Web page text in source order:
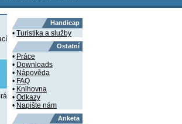
Handicap
• Turistika a služby
Ostatní
• Práce
• Downloads
• Nápověda
• FAQ
• Knihovna
• Odkazy
• Napište nám
Anketa